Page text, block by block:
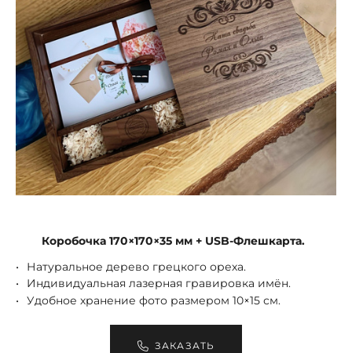
Коробочка 170×170×35 мм + USB-Флешкарта.
Натуральное дерево грецкого ореха.
Индивидуальная лазерная гравировка имён.
Удобное хранение фото размером 10×15 см.
ЗАКАЗАТЬ